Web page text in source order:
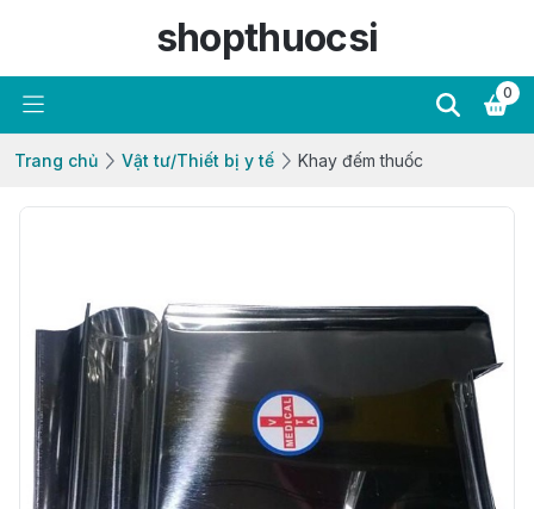
shopthuocsi
0
Trang chủ Vật tư/Thiết bị y tế Khay đếm thuốc